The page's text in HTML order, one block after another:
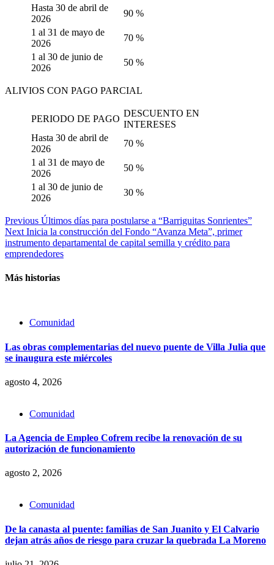
Hasta 30 de abril de
2026
90 %
1 al 31 de mayo de
2026
70 %
1 al 30 de junio de
2026
50 %
ALIVIOS CON PAGO PARCIAL
PERIODO DE PAGO
DESCUENTO EN
INTERESES
Hasta 30 de abril de
2026
70 %
1 al 31 de mayo de
2026
50 %
1 al 30 de junio de
2026
30 %
Continue
Reading
Previous Últimos días para postularse a “Barriguitas Sonrientes”
Next Inicia la construcción del Fondo “Avanza Meta”, primer
instrumento departamental de capital semilla y crédito para
emprendedores
Más historias
Comunidad
Las obras complementarias del nuevo puente de Villa Julia que
se inaugura este miércoles
agosto 4, 2026
Comunidad
La Agencia de Empleo Cofrem recibe la renovación de su
autorización de funcionamiento
agosto 2, 2026
Comunidad
De la canasta al puente: familias de San Juanito y El Calvario
dejan atrás años de riesgo para cruzar la quebrada La Moreno